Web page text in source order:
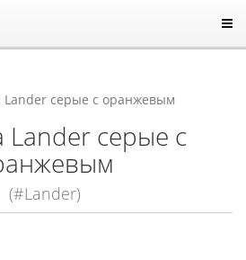
Lander серые с оранжевым
Lander серые с
(#Lander)